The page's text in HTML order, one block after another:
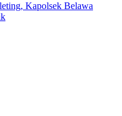
Kapolsek Belawa